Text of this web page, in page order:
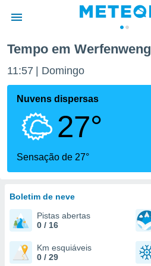
da
foi
fornecidas
a este
das
e
forma
digital
Tempo em Werfenweng
11:57 Domingo
Nuvens dispersas
27°
Sensação de 27°
Boletim de neve
Pistas abertas
0 / 16
Km esquiáveis
0 / 29